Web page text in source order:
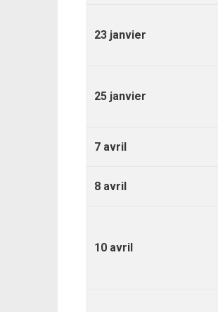
23 janvier
25 janvier
7 avril
8 avril
10 avril